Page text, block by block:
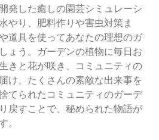
発した癒しの園芸シミュレーシ
やり、肥料作りや害虫対策ま
道具を使ってあなたの理想のガ
ょう。ガーデンの植物に毎日お
きと花が咲き、コミュニティの
け、たくさんの素敵な出来事を
てられたコミュニティのガーデ
戻すことで、秘められた物語が
。